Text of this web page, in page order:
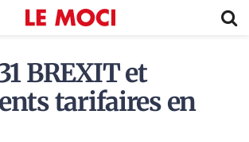
BREXIT et
tarifaires en